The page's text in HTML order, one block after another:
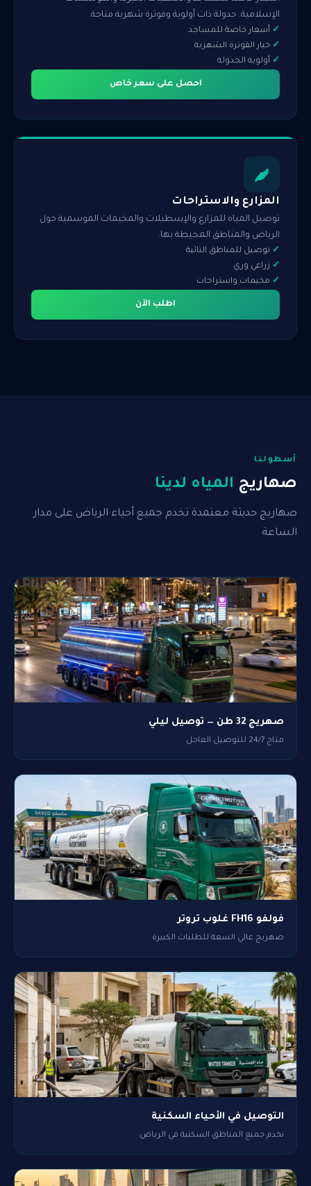
الإسلامية. جدولة ذات أولوية وفوترة شهرية متاحة.
أسعار خاصة للمساجد
خيار الفوترة الشهرية
أولوية الجدولة
احصل على سعر خاص
المزارع والاستراحات
توصيل المياه للمزارع والإسطبلات والمخيمات الموسمية حول
الرياض والمناطق المحيطة بها.
توصيل للمناطق النائية
زراعي وري
مخيمات واستراحات
اطلب الآن
أسطولنا
صهاريج المياه لدينا
صهاريج حديثة معتمدة تخدم جميع أحياء الرياض على مدار
الساعة
صهريج 32 طن — توصيل ليلي
متاح 24/7 للتوصيل العاجل
فولفو FH16 غلوب تروتر
صهريج عالي السعة للطلبات الكبيرة
التوصيل في الأحياء السكنية
نخدم جميع المناطق السكنية في الرياض